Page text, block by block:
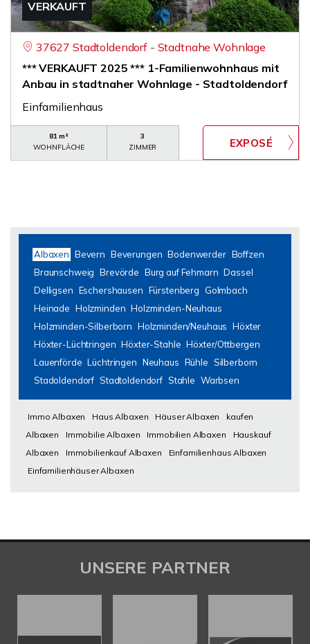
VERKAUFT
37627 Stadtoldendorf - Stadtnahe Wohnlage
*** VERKAUFT 2025 *** 1-Familienwohnhaus mit
Anbau in stadtnaher Wohnlage - Stadtoldendorf
Einfamilienhaus
81 m²
WOHNFLÄCHE
3
ZIMMER
Albaxen Bevern Beverungen Bodenwerder Boffzen
Braunschweig Brevörde Burg auf Fehmarn Dassel
Delligsen Eschershausen Fürstenberg
Golmbach
Heinade Holzminden Holzminden-Neuhaus
Holzminden-Silberborn Holzminden/Neuhaus Höxter
Höxter-Lüchtringen Höxter-Stahle Höxter/Ottbergen
Lauenförde Lüchtringen Neuhaus Rühle Silberborn
Stadoldendorf Stadtoldendorf Stahle Warbsen
Immo Albaxen Haus Albaxen Häuser Albaxen
kaufen
Albaxen
Immobilie Albaxen Immobilien Albaxen
Hauskauf
Albaxen
Immobilienkauf Albaxen
Einfamilienhaus Albaxen
Einfamilienhäuser Albaxen
UNSERE PARTNER